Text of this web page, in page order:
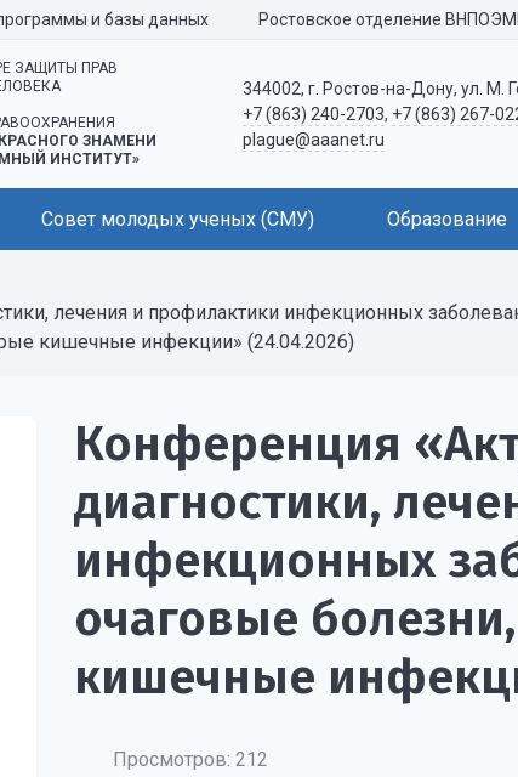
и базы данных Ростовское отделение
ЗАЩИТЫ ПРАВ
ЗНАМЕНИ
ИНСТИТУТ»
344002, г. Ростов-на-Дону, ул. М.
+7 (863) 240-2703, +7 (863) 267-
plague@aaanet.ru
Совет молодых ученых (СМУ) Образование
лечения и профилактики инфекционных
кишечные инфекции» (24.04.2026)
Конференция
диагностики,
инфекционных
очаговые
кишечные
Просмотров: 212